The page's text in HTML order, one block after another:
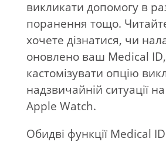
викликати допомогу в
поранення тощо.
хочете дізнатися, чи
оновлено ваш Medical
кастомізувати опцію
надзвичайній ситуації
Apple Watch.
Обидві функції Medical